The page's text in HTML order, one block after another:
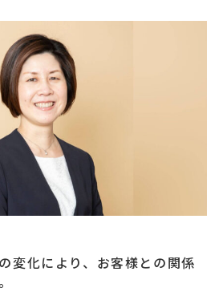
変化により、お客様との関係